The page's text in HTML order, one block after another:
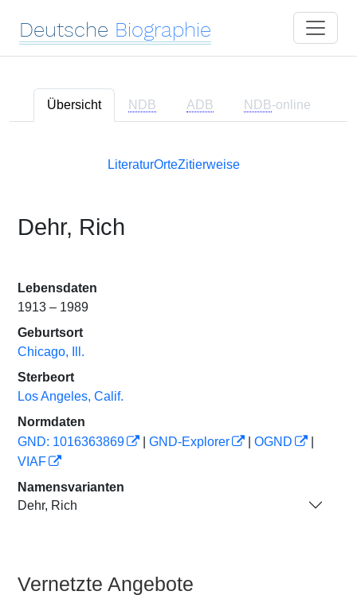
Deutsche Biographie
Übersicht NDB ADB NDB-online
LiteraturOrteZitierweise
Dehr, Rich
Lebensdaten
1913 – 1989
Geburtsort
Chicago, Ill.
Sterbeort
Los Angeles, Calif.
Normdaten
GND: 1016363869
GND-Explorer OGND
VIAF
Namensvarianten
Dehr, Rich
Vernetzte Angebote